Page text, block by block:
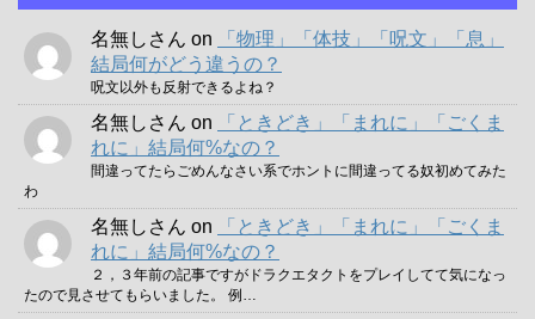
名無しさん on
「物理」「体技」「呪文」「息」
結局何がどう違うの？
呪文以外も反射できるよね？
名無しさん on
「ときどき」「まれに」「ごくま
れに」結局何%なの？
間違ってたらごめんなさい系でホントに間違ってる奴初めてみた
わ
名無しさん on
「ときどき」「まれに」「ごくま
れに」結局何%なの？
２，３年前の記事ですがドラクエタクトをプレイしてて気になっ
たので見させてもらいました。 例…